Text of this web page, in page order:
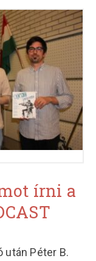
írni a
Péter B.